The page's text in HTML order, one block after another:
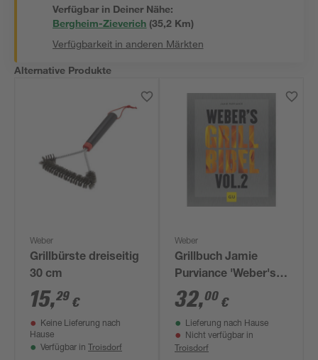
Verfügbar in Deiner Nähe:
Bergheim-Zieverich (35,2 Km)
Verfügbarkeit in anderen Märkten
Alternative Produkte
Weber
Grillbürste dreiseitig
30 cm
15,29 €
Keine Lieferung nach
Hause
Verfügbar in Troisdorf
Weber
Grillbuch Jamie
Purviance 'Weber's
Grillbibel Vol. 2'
32,00 €
Lieferung nach Hause
Nicht verfügbar in
Troisdorf